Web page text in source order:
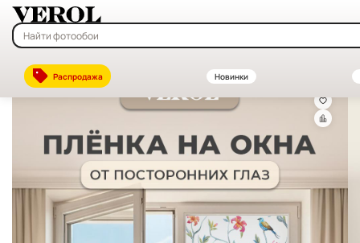
Распродажа Новинки
Главная—Каталог